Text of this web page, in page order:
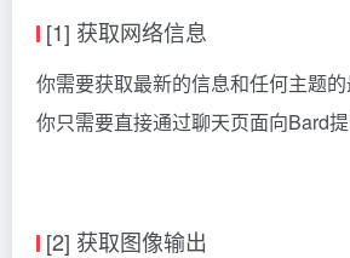
[1] 获取网络信息
你需要获取最新的信息和任何主题的
你只需要直接通过聊天页面向Bard提
[2] 获取图像输出